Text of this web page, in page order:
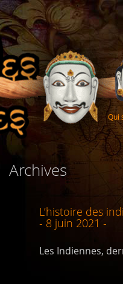
Qui
Archives
L’histoire des
- 8 juin 2021 -
Les Indiennes,